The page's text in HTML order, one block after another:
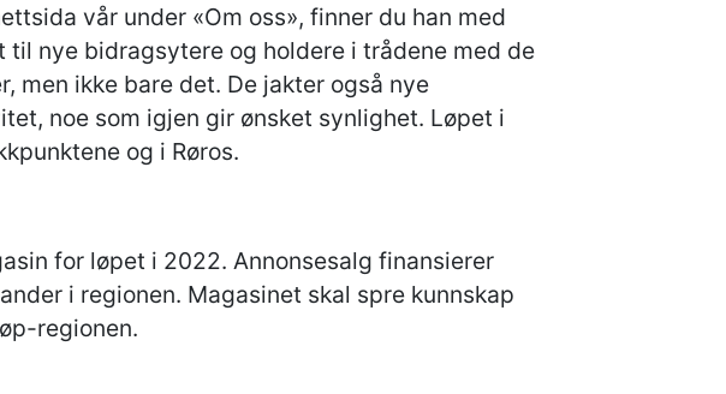
vår under «Om oss», finner du han med
til nye bidragsytere og holdere i trådene med de
men ikke bare det. De jakter også nye
noe som igjen gir ønsket synlighet. Løpet i
og i Røros.
for løpet i 2022. Annonsesalg finansierer
i regionen. Magasinet skal spre kunnskap
regionen.